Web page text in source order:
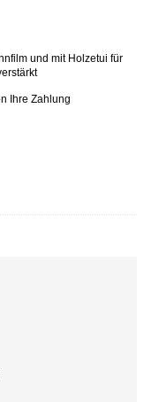
und mit Holzetui für
Ihre Zahlung